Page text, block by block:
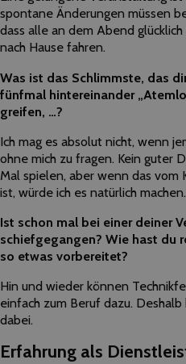
spontane Änderungen müssen
dass alle an dem Abend
nach Hause fahren.
Was ist das Schlimmste, das
fünfmal hintereinander
greifen, …?
Ich mag es absolut nicht, wenn
ohne mich zu fragen. Kein guter
Mal spielen, aber wenn das vom
ist, würde ich es natürlich machen.
Ist schon mal bei einer deiner
schiefgegangen? Wie hast du
so etwas vorbereitet?
Hin und wieder können
einfach zum Beruf dazu.
dabei.
Erfahrung als